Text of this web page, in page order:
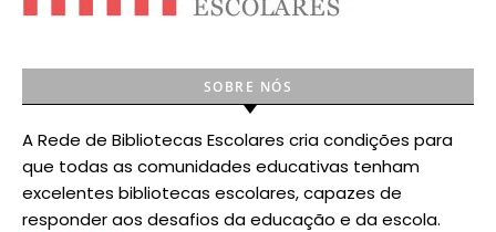
SOBRE NÓS
A Rede de Bibliotecas Escolares cria condições para
que todas as comunidades educativas tenham
excelentes bibliotecas escolares, capazes de
responder aos desafios da educação e da escola.